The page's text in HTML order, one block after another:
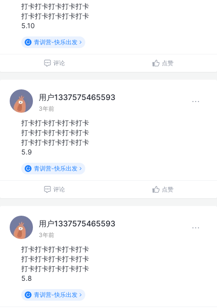
打卡打卡打卡打卡打卡
打卡打卡打卡打卡打卡
5.10
青训营-快乐出发
评论 点赞
用户1337575465593
3年前
打卡打卡打卡打卡打卡
打卡打卡打卡打卡打卡
打卡打卡打卡打卡打卡
5.9
青训营-快乐出发
评论 点赞
用户1337575465593
3年前
打卡打卡打卡打卡打卡
打卡打卡打卡打卡打卡
打卡打卡打卡打卡打卡
5.8
青训营-快乐出发